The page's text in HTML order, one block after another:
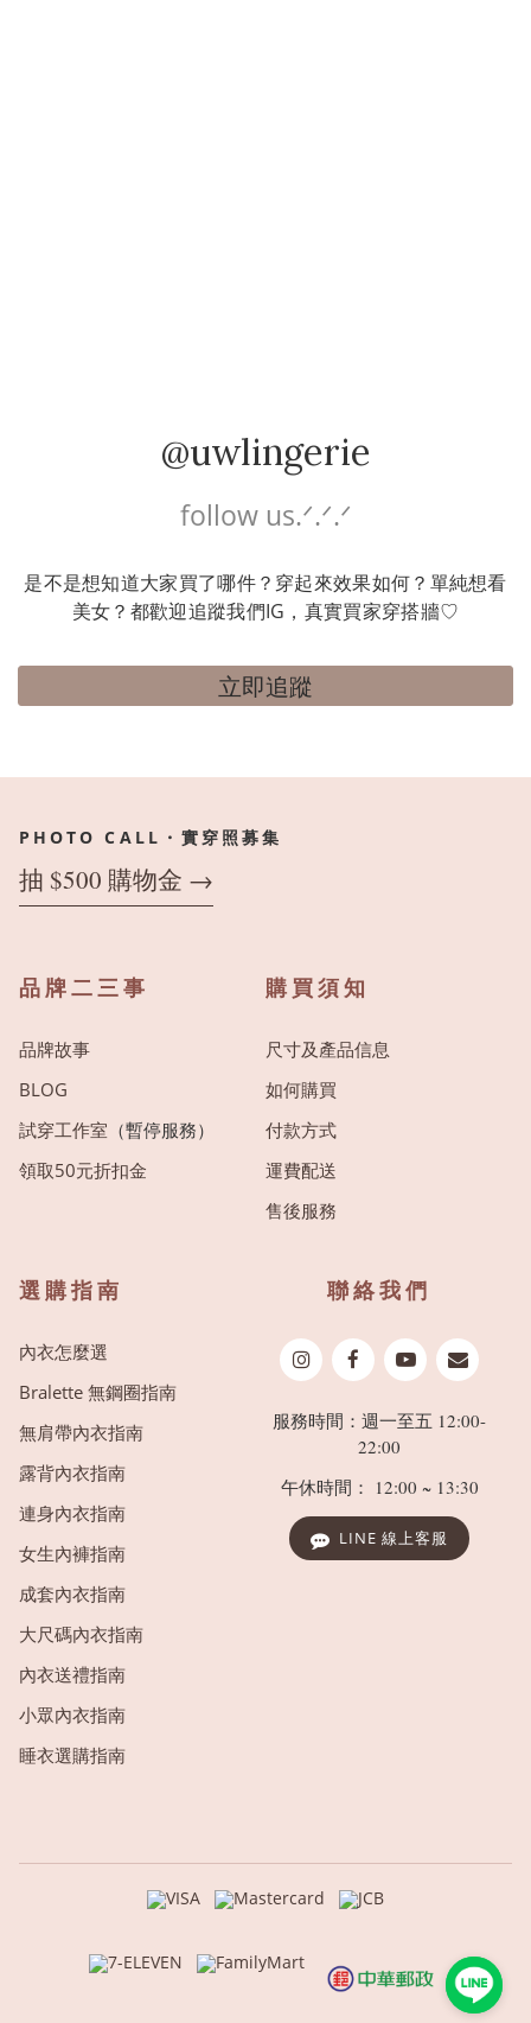
@uwlingerie
follow us.ᐟ.ᐟ.ᐟ
是不是想知道大家買了哪件？穿起來效果如何？單純想看
美女？都歡迎追蹤我們IG，真實買家穿搭牆♡
立即追蹤
PHOTO CALL・實穿照募集
抽 $500 購物金 →
品牌二三事
品牌故事
BLOG
試穿工作室 （暫停服務）
領取50元折扣金
購買須知
尺寸及產品信息
如何購買
付款方式
運費配送
售後服務
選購指南
內衣怎麼選
Bralette 無鋼圈指南
無肩帶內衣指南
露背內衣指南
連身內衣指南
女生內褲指南
成套內衣指南
大尺碼內衣指南
內衣送禮指南
小眾內衣指南
睡衣選購指南
聯絡我們
服務時間：週一至五 12:00-
22:00
午休時間： 12:00 ~ 13:30
LINE 線上客服